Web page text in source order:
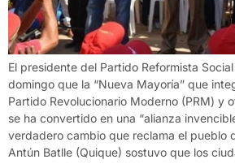
El presidente del Partido Reformista
domingo que la “Nueva Mayoría” que
Partido Revolucionario Moderno (PRM) y
se ha convertido en una “alianza
verdadero cambio que reclama el pueblo
Antún Batlle (Quique) sostuvo que los